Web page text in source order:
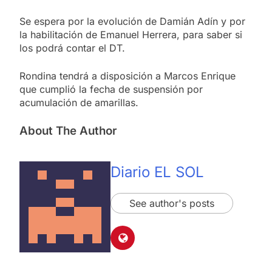
Se espera por la evolución de Damián Adín y por
la habilitación de Emanuel Herrera, para saber si
los podrá contar el DT.
Rondina tendrá a disposición a Marcos Enrique
que cumplió la fecha de suspensión por
acumulación de amarillas.
About The Author
Diario EL SOL
See author's posts